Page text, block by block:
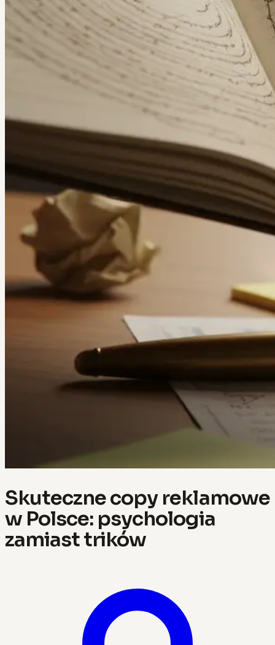
Skuteczne copy reklamowe
w Polsce: psychologia
zamiast trików